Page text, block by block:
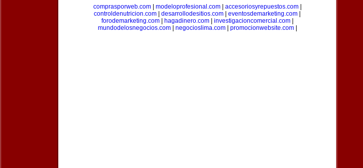
comprasporweb.com| modeloprofesional.com| accesoriosyrepuestos.com|
controldenutricion.com
desarrollodesitios.com eventosdemarketing.com
forodemarketing.com| hagadinero.com| investigacioncomercial.com|
mundodelosnegocios.com| negocioslima.com| promocionwebsite.com|